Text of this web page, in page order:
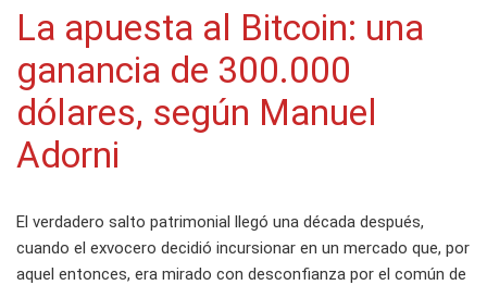
La apuesta al Bitcoin: una
ganancia de 300.000
dólares, según Manuel
Adorni
El verdadero salto patrimonial llegó una década después,
cuando el exvocero decidió incursionar en un mercado que, por
aquel entonces, era mirado con desconfianza por el común de